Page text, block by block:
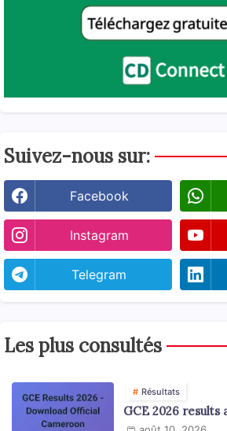
Suivez-nous sur:
Facebook
Instagram
Telegram
Les plus consultés
Résultats
GCE 2026 results